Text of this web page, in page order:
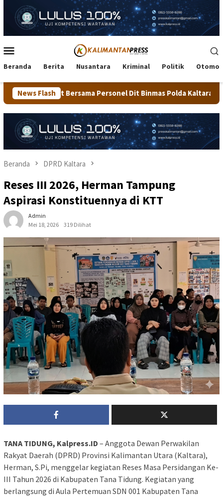
konten
Mobile
Beranda Berita Nusantara Kriminal Politik
News Flash
Personel Dit Binmas Polda Kaltara Salurkan Beras SPHP
Beranda DPRD Kaltara
Reses III 2026, Herman Tampung
Aspirasi Konstituennya di KTT
Admin
Mei 18, 2026
319 Dilihat
TANA TIDUNG, Kalpress.ID – Anggota Dewan Perwakilan
Rakyat Daerah (DPRD) Provinsi Kalimantan Utara (Kaltara),
Herman, S.Pi, menggelar kegiatan Reses Masa Persidangan Ke-
III Tahun 2026 di Kabupaten Tana Tidung. Kegiatan yang
berlangsung di Aula Pertemuan SDN 001 Kabupaten Tana